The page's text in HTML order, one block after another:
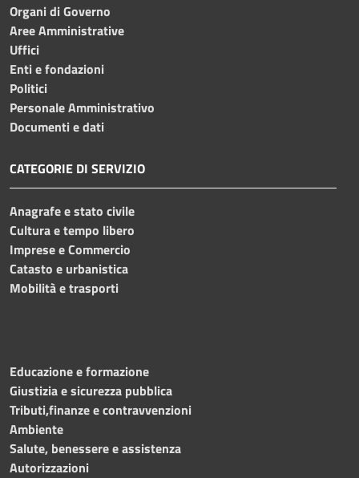
Organi di Governo
Aree Amministrative
Uffici
Enti e fondazioni
Politici
Personale Amministrativo
Documenti e dati
CATEGORIE DI SERVIZIO
Anagrafe e stato civile
Cultura e tempo libero
Imprese e Commercio
Catasto e urbanistica
Mobilità e trasporti
Educazione e formazione
Giustizia e sicurezza pubblica
Tributi,finanze e contravvenzioni
Ambiente
Salute, benessere e assistenza
Autorizzazioni